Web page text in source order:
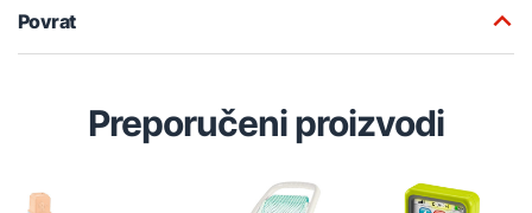
Povrat
Preporučeni proizvodi